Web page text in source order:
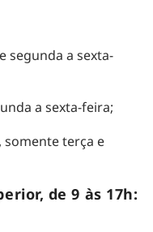
segunda a sexta-
a sexta-feira;
somente terça e
de 9 às 17h: